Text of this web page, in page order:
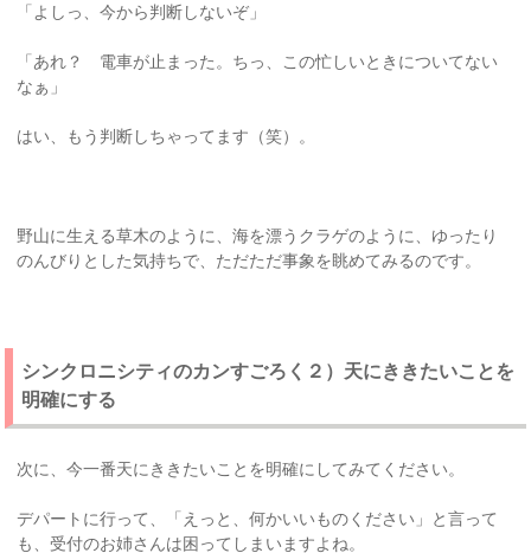
「よしっ、今から判断しないぞ」
「あれ？ 電車が止まった。ちっ、この忙しいときについてない
なぁ」
はい、もう判断しちゃってます（笑）。
野山に生える草木のように、海を漂うクラゲのように、ゆったり
のんびりとした気持ちで、ただただ事象を眺めてみるのです。
シンクロニシティのカンすごろく２）天にききたいことを
明確にする
次に、今一番天にききたいことを明確にしてみてください。
デパートに行って、「えっと、何かいいものください」と言って
も、受付のお姉さんは困ってしまいますよね。